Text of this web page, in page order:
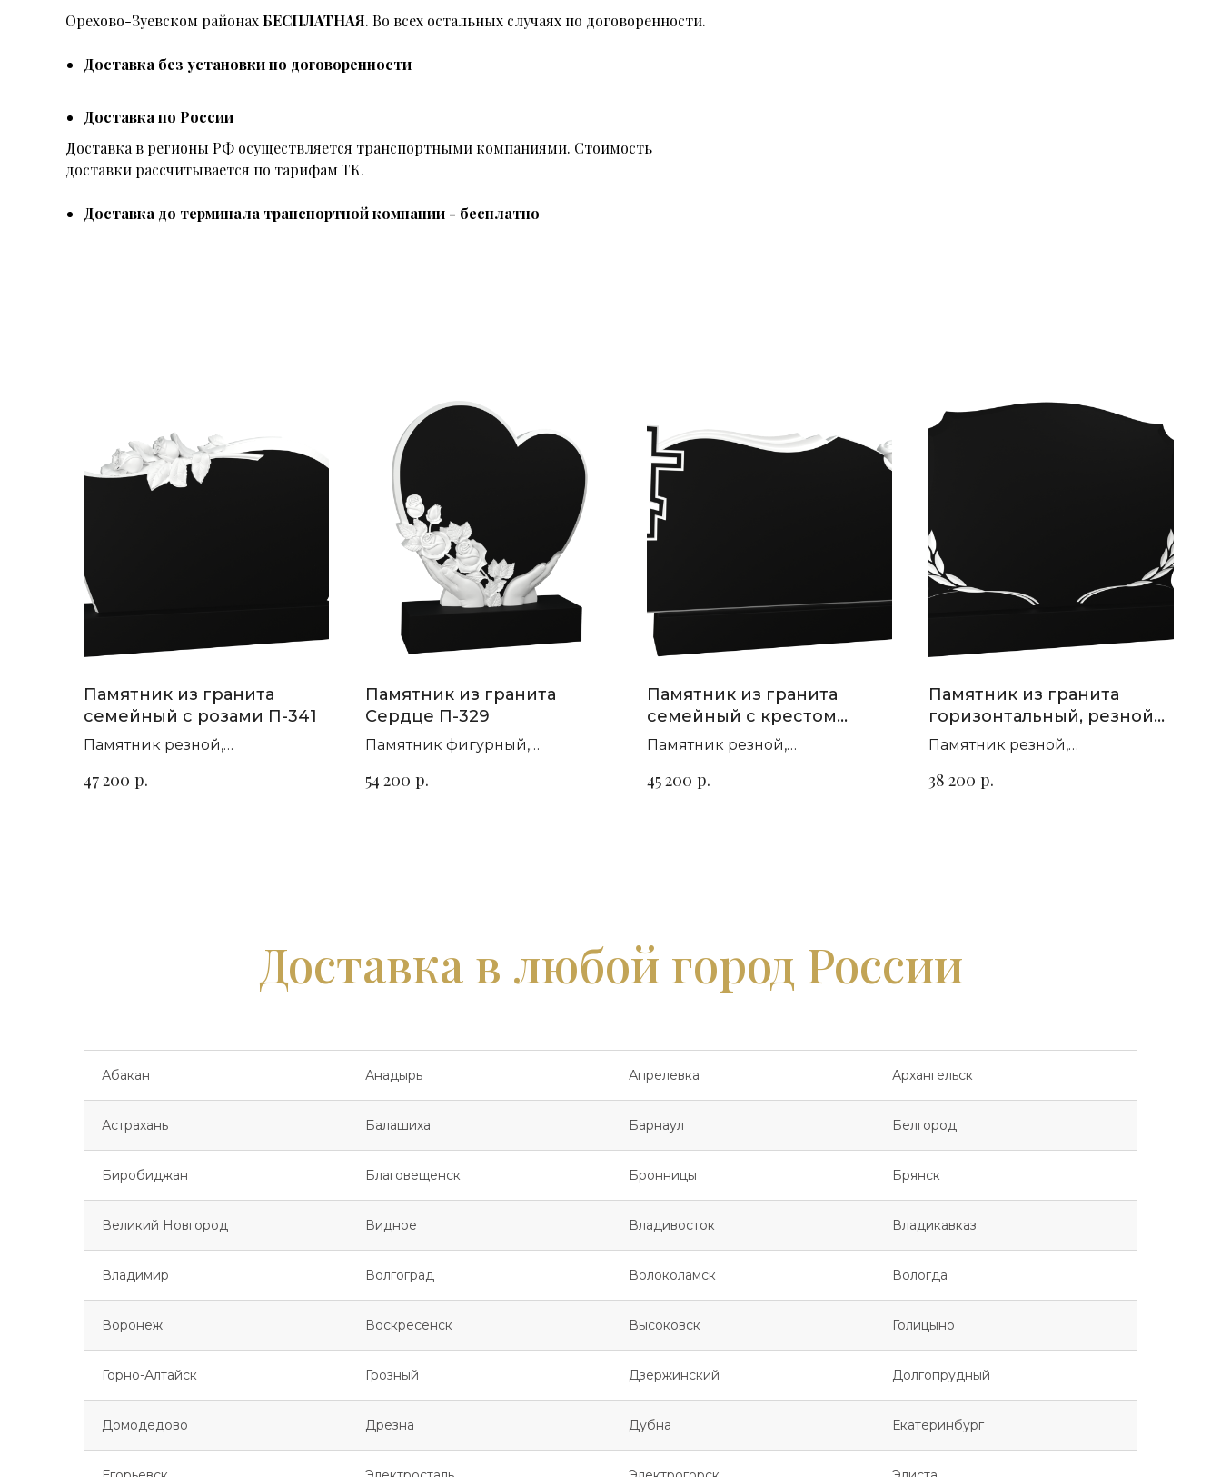
Орехово-Зуевском районах БЕСПЛАТНАЯ. Во всех остальных случаях по договоренности.
Доставка без установки по договоренности
Доставка по России
Доставка в регионы РФ осуществляется транспортными компаниями. Стоимость
доставки рассчитывается по тарифам ТК.
Доставка до терминала транспортной компании - бесплатно
Памятник из гранита
семейный с розами П-341
Памятник резной,
на выбор
47 200 р.
Памятник из гранита
Сердце П-329
Памятник фигурный,
на выбор
54 200 р.
Памятник из гранита
семейный с крестом
П-450
Памятник резной,
на выбор
45 200 р.
Памятник из гранита
горизонтальный, резной
П-174
Памятник резной,
на выбор
38 200 р.
Доставка в любой город России
Абакан Анадырь Апрелевка Архангельск
Астрахань Балашиха Барнаул Белгород
Биробиджан Благовещенск Бронницы Брянск
Великий Новгород Видное Владивосток Владикавказ
Владимир Волгоград Волоколамск Вологда
Воронеж Воскресенск Высоковск Голицыно
Горно-Алтайск Грозный Дзержинский Долгопрудный
Домодедово Дрезна Дубна Екатеринбург